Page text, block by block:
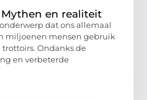
en realiteit
dat ons allemaal
miljoenen mensen gebruik
Ondanks de
en verbeterde